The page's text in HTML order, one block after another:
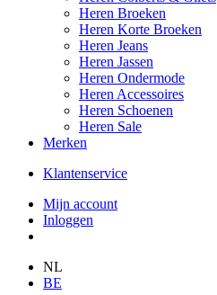
Heren Broeken
Heren Korte Broeken
Heren Jeans
Heren Jassen
Heren Ondermode
Heren Accessoires
Heren Schoenen
Heren Sale
Merken
Klantenservice
Mijn account
Inloggen
NL
BE